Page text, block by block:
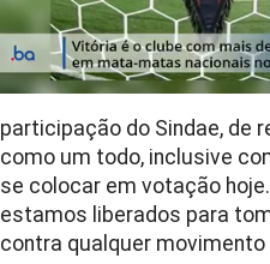
participação do Sindae, de
como um todo, inclusive
se colocar em votação
estamos liberados para
contra qualquer movimento